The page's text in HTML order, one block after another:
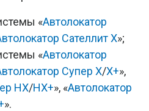
«Автолокатор
Сателлит Х»;
«Автолокатор
Супер X/X+»,
HX/HX+», «Автолокатор
».